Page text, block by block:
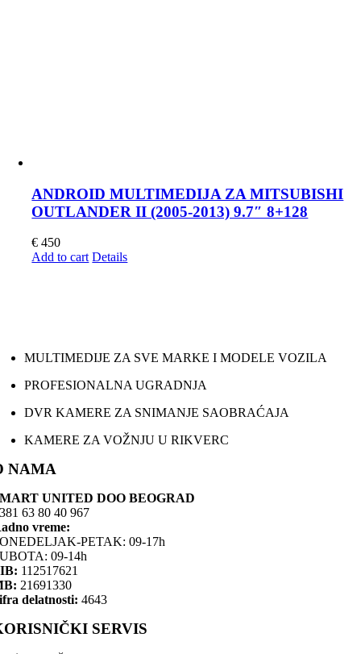
ANDROID MULTIMEDIJA ZA MITSUBISHI
OUTLANDER II (2005-2013) 9.7″ 8+128
€ 450
Add to cart Details
MULTIMEDIJE ZA SVE MARKE I MODELE VOZILA
PROFESIONALNA UGRADNJA
DVR KAMERE ZA SNIMANJE SAOBRAĆAJA
KAMERE ZA VOŽNJU U RIKVERC
NAMA
UNITED DOO BEOGRAD
63 80 40 967
vreme:
PETAK: 09-17h
09-14h
112517621
21691330
delatnosti: 4643
SERVIS